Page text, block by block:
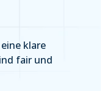
klare
fair und